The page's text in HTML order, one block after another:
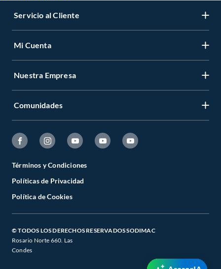
Servicio al Cliente
Mi Cuenta
Nuestra Empresa
Comunidades
Términos y Condiciones
Políticas de Privacidad
Política de Cookies
© TODOS LOS DERECHOS RESERVADOS SODIMAC
Rosario Norte 660. Las
Condes